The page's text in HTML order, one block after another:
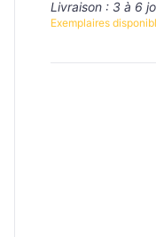
Livraison : 3 à 6
Exemplaires